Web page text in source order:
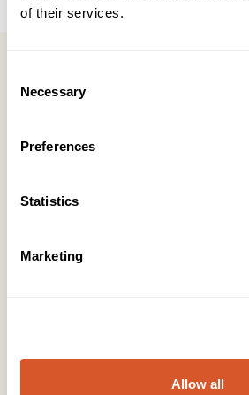
of their services.
Selection
Necessary
Preferences
Statistics
Marketing
Allow all
Tlf: 23 19 10 00
KONTOR FOTAVDELING